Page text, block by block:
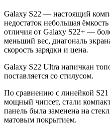
Galaxy S22 — настоящий
недостаток небольшая
отличия от Galaxy S22+ —
меньший вес, диагональ
скорость зарядки и цена.
Galaxy S22 Ultra напичкан
поставляется со стилусом.
По сравнению с линейкой
мощный чипсет, стали
панель была заменена на
матовым покрытием.